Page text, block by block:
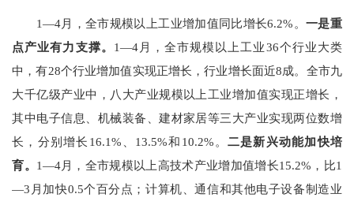
1—4月，全市规模以上工业增加值同比增长6.2% 。一是重
点产业有力支撑。 1—4月， 全市规模以上工业36个行业大类
中，有28个行业增加值实现正增长，行业增长面近8成。 全市九
大千亿级产业中，八大产业规模以上 工业增加值实现正增长 ，
其中电子信息、机械装备 、建材家居等三大产业实现两位数增
长，分别增长 16.1% 13.5%和 10.2% 。 二是新兴动能加快培
育。 1—4月，全市规模以上高技术产业增加值增长15.2% ，比1
—3 月 加快0.5个百分点；计算机、通信和其他电子设备制造业